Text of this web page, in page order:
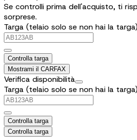
Se controlli prima dell'acquisto, ti
sorprese.
Targa (telaio solo se non hai la
Controlla targa
Mostrami il CARFAX
Verifica disponibilità
Targa (telaio solo se non hai la
Controlla targa
Controlla targa